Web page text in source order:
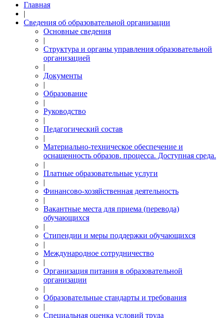
Главная
|
Сведения об образовательной организации
Основные сведения
|
Структура и органы управления образовательной
организацией
|
Документы
|
Образование
|
Руководство
|
Педагогический состав
|
Материально-техническое обеспечение и
оснащенность образов. процесса. Доступная среда.
|
Платные образовательные услуги
|
Финансово-хозяйственная деятельность
|
Вакантные места для приема (перевода)
обучающихся
|
Стипендии и меры поддержки обучающихся
|
Международное сотрудничество
|
Организация питания в образовательной
организации
|
Образовательные стандарты и требования
|
Специальная оценка условий труда